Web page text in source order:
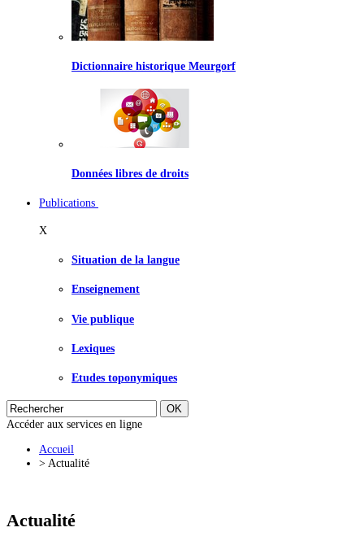
Dictionnaire historique Meurgorf
Données libres de droits
Publications
X
Situation de la langue
Enseignement
Vie publique
Lexiques
Etudes toponymiques
Accéder aux services en ligne
Accueil
>Actualité
Actualité